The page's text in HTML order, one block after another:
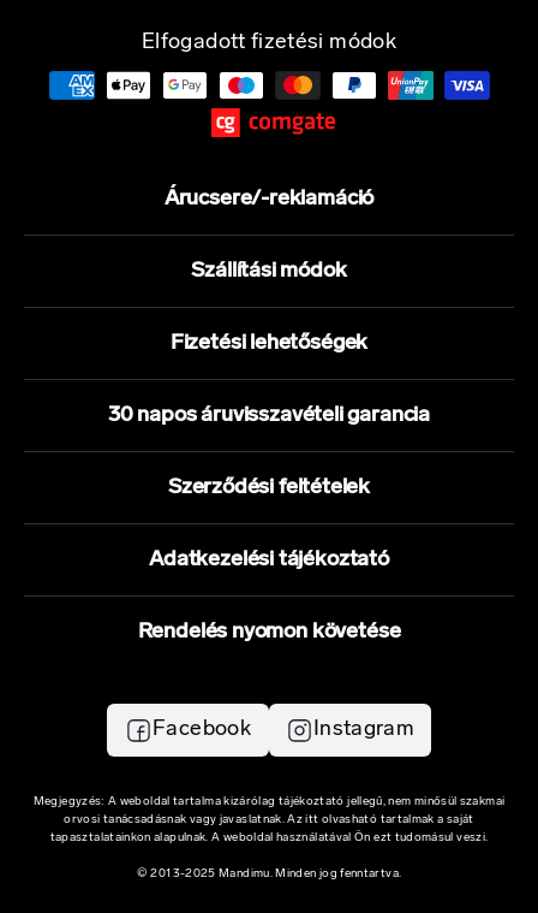
MENNYISÉG
0,13 g
90% fehér csokoládé (cukor, kakaóvaj, tejpor, tejszínpor,
1,2% fagyasztva szárított málna por
Figyelmeztetés
Tejszínt és tejet tartalmaz.
Száraz, hűvös he- lyen, 5-20 °C-on, közvetlen napsugártól védve
Elfogadott fizetési módok
Árucsere/-reklamáció
Szállítási módok
Fizetési lehetőségek
30 napos áruvisszavételi garancia
Szerződési feltételek
Adatkezelési tájékoztató
Rendelés nyomon követése
Facebook Instagram
Megjegyzés: A weboldal tartalma kizárólag tájékoztató jellegű, nem minősül szakmai
orvosi tanácsadásnak vagy javaslatnak. Az itt olvasható tartalmak a saját
tapasztalatainkon alapulnak. A weboldal használatával Ön ezt tudomásul veszi.
© 2013-2025 Mandimu. Minden jog fenntartva.